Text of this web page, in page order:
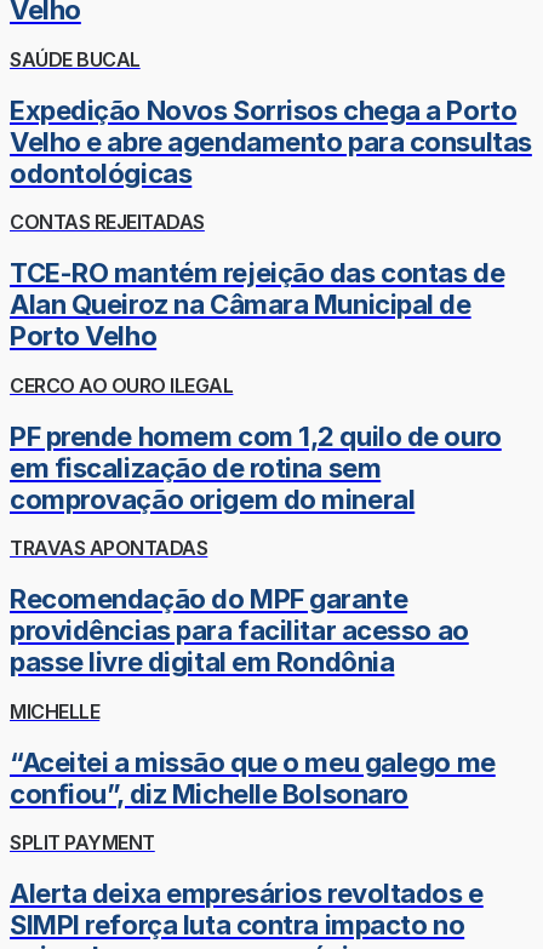
Velho
SAÚDE BUCAL
Expedição Novos Sorrisos chega a Porto
Velho e abre agendamento para consultas
odontológicas
CONTAS REJEITADAS
TCE-RO mantém rejeição das contas de
Alan Queiroz na Câmara Municipal de
Porto Velho
CERCO AO OURO ILEGAL
PF prende homem com 1,2 quilo de ouro
em fiscalização de rotina sem
comprovação origem do mineral
TRAVAS APONTADAS
Recomendação do MPF garante
providências para facilitar acesso ao
passe livre digital em Rondônia
MICHELLE
“Aceitei a missão que o meu galego me
confiou”, diz Michelle Bolsonaro
SPLIT PAYMENT
Alerta deixa empresários revoltados e
SIMPI reforça luta contra impacto no